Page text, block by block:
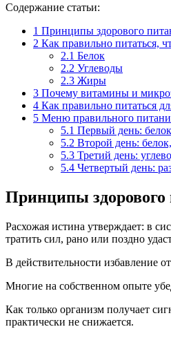
Содержание статьи:
1 Принципы здорового
2 Как правильно питаться,
2.1 Белок
2.2 Углеводы
2.3 Жиры
3 Почему витамины и
4 Как правильно питаться
5 Меню правильного
5.1 Первый день:
5.2 Второй день:
5.3 Третий день:
5.4 Четвертый день:
Принципы здорового
Расхожая истина утверждает: в
тратить сил, рано или поздно
В действительности избавление
Многие на собственном опыте
Как только организм получает
практически не снижается.